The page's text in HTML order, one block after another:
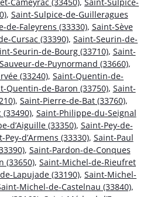
, Saint-Sulpice-de-Guilleragues
de-Faleyrens (33330), Saint-Sève
Cursac (33390), Saint-Seurin-de-
Seurin-de-Bourg (33710), Saint-
de-Puynormand (33660),
(33240), Saint-Quentin-de-
Quentin-de-Baron (33750), Saint-
, Saint-Pierre-de-Bat (33760),
, Saint-Philippe-du-Seignal
d’Aiguille (33350), Saint-Pey-de-
Pey-d’Armens (33330), Saint-Paul
, Saint-Pardon-de-Conques
(33650), Saint-Michel-de-Rieufret
Lapujade (33190), Saint-Michel-
Michel-de-Castelnau (33840),